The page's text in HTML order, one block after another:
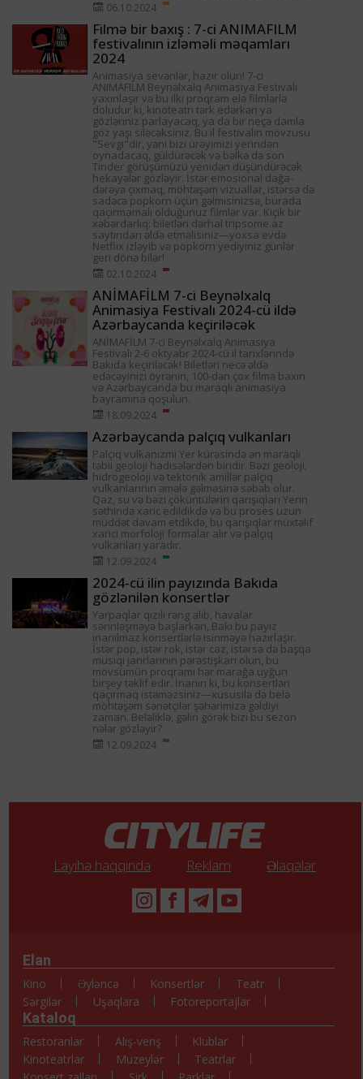
06.10.2024
Filmə bir baxış : 7-ci ANIMAFILM
festivalının izləməli məqamları
2024
Animasiya sevənlər, hazır olun! 7-ci
ANIMAFILM Beynəlxalq Animasiya Festivalı
yaxınlaşır və bu ilki proqram elə filmlərlə
doludur ki, kinoteatrı tərk edərkən ya
gözləriniz parlayacaq, ya da bir neçə damla
göz yaşı siləcəksiniz. Bu il festivalın mövzusu
"Sevgi"dir, yəni bizi ürəyimizi yerindən
oynadacaq, güldürəcək və bəlkə də son
Tinder görüşümüzü yenidən düşündürəcək
hekayələr gözləyir. İstər emosional dağa-
dərəyə çıxmaq, möhtəşəm vizuallar, istərsə də
sadəcə popkorn üçün gəlmisinizsə, burada
qaçırmamalı olduğunuz filmlər var. Kiçik bir
xəbərdarlıq: biletləri dərhal tripsome.az
saytından əldə etməlisiniz—yoxsa evdə
Netflix izləyib və popkorn yediyiniz günlər
geri dönə bilər!
02.10.2024
ANİMAFİLM 7-ci Beynəlxalq
Animasiya Festivalı 2024-cü ildə
Azərbaycanda keçiriləcək
ANİMAFİLM 7-ci Beynəlxalq Animasiya
Festivalı 2-6 oktyabr 2024-cü il tarixlərində
Bakıda keçiriləcək! Biletləri necə əldə
edəcəyinizi öyrənin, 100-dən çox filmə baxın
və Azərbaycanda bu maraqlı animasiya
bayramına qoşulun.
18.09.2024
Azərbaycanda palçıq vulkanları
Palçıq vulkanizmi Yer kürəsində ən maraqlı
təbii geoloji hadisələrdən biridir. Bəzi geoloji,
hidrogeoloji və tektonik amillər palçıq
vulkanlarının əmələ gəlməsinə səbəb olur.
Qaz, su və bəzi çöküntülərin qarışıqları Yerin
səthində xaric edildikdə və bu proses uzun
müddət davam etdikdə, bu qarışıqlar müxtəlif
xarici morfoloji formalar alır və palçıq
vulkanları yaradır.
12.09.2024
2024-cü ilin payızında Bakıda
gözlənilən konsertlər
Yarpaqlar qızılı rəng alıb, havalar
sərinləşməyə başlarkən, Bakı bu payız
inanılmaz konsertlərlə isinməyə hazırlaşır.
İstər pop, istər rok, istər caz, istərsə də başqa
musiqi janrlarının pərəstişkarı olun, bu
mövsümün proqramı hər marağa uyğun
birşey təklif edir. İnanın ki, bu konsertləri
qaçırmaq istəməzsiniz—xüsusilə də belə
möhtəşəm sənətçilər şəhərimizə gəldiyi
zaman. Beləliklə, gəlin görək bizi bu sezon
nələr gözləyir?
12.09.2024
Layihə haqqında Reklam Əlaqələr
Elan
Kino Əyləncə Konsertlər
Teatr
Sərgilər
Uşaqlara Fotoreportajlar
Kataloq
Restoranlar Alış-veriş
Klublar
Kinoteatrlar
Muzeylər
Teatrlar